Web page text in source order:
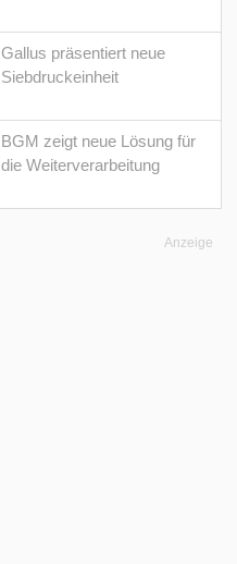
Gallus präsentiert neue
Siebdruckeinheit
BGM zeigt neue Lösung für
die Weiterverarbeitung
Anzeige